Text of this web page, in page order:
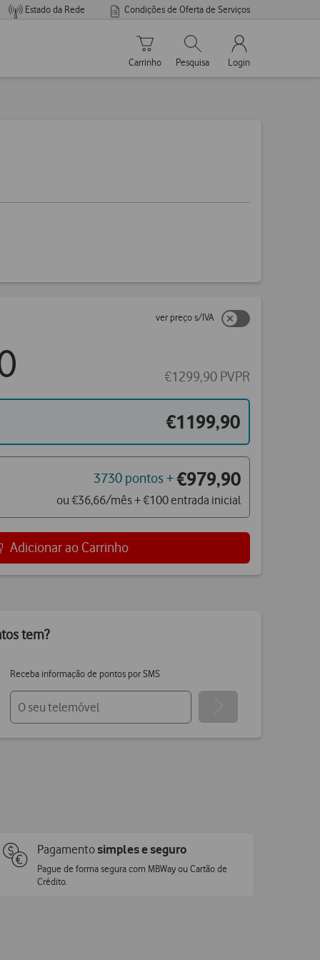
Estado da Rede Condições de Oferta de Serviços
Carrinho de compras
Carrinho
Pesquisar
Pesquisa
My Vodafone
Login
ver preço s/IVA
€1299,90 PVPR
€1199,90
3730 pontos + €979,90
ou €36,66/mês + €100 entrada inicial
Adicionar ao Carrinho
tem?
Receba informação de pontos por SMS
Pagamentosimples e seguro
Pague de forma segura com MBWay ou Cartão de
Crédito.